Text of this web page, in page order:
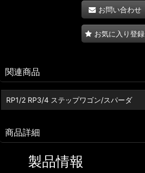
お問い合わせ
お気に入り登録
関連商品
RP1/2 RP3/4 ステップワゴン/スパーダ
商品詳細
製品情報